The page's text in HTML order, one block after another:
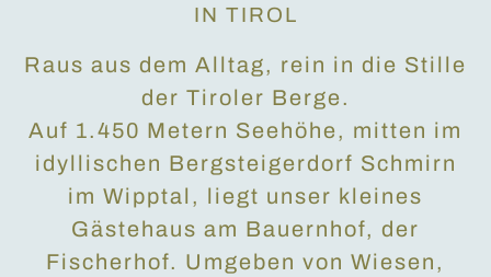
IN TIROL
Raus aus dem Alltag, rein in die Stille
der Tiroler Berge.
Auf 1.450 Metern Seehöhe, mitten im
idyllischen Bergsteigerdorf Schmirn
im Wipptal, liegt unser kleines
Gästehaus am Bauernhof, der
Fischerhof. Umgeben von Wiesen,